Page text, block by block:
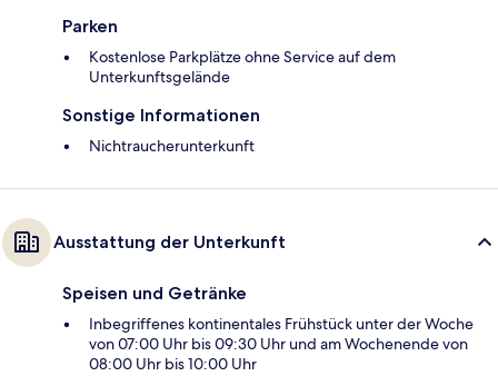
Parken
Kostenlose Parkplätze ohne Service auf dem
Unterkunftsgelände
Sonstige Informationen
Nichtraucherunterkunft
Ausstattung der Unterkunft
Speisen und Getränke
Inbegriffenes kontinentales Frühstück unter der Woche
von 07:00 Uhr bis 09:30 Uhr und am Wochenende von
08:00 Uhr bis 10:00 Uhr